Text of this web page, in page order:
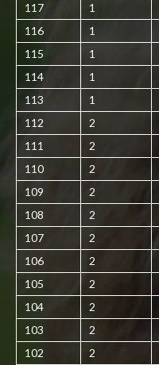
117
1
116
1
115
1
114
1
113
1
112
2
111
2
110
2
109
2
108
2
107
2
106
2
105
2
104
2
103
2
102
2